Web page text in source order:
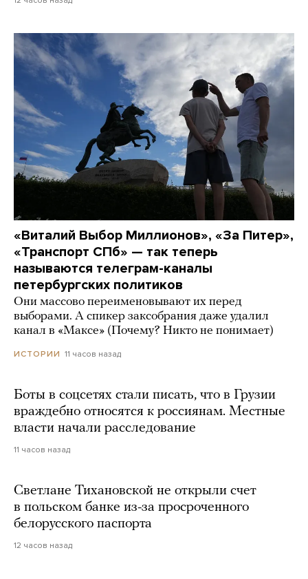
«Виталий Выбор Миллионов», «За Питер»,
«Транспорт СПб» — так теперь
называются телеграм-каналы
петербургских политиков
Они массово переименовывают их перед
выборами. А спикер заксобрания даже удалил
канал в «Максе» (Почему? Никто не понимает)
ИСТОРИИ 11 часов назад
Боты в соцсетях стали писать, что в Грузии
враждебно относятся к россиянам. Местные
власти начали расследование
11 часов назад
Светлане Тихановской не открыли счет
в польском банке из-за просроченного
белорусского паспорта
12 часов назад